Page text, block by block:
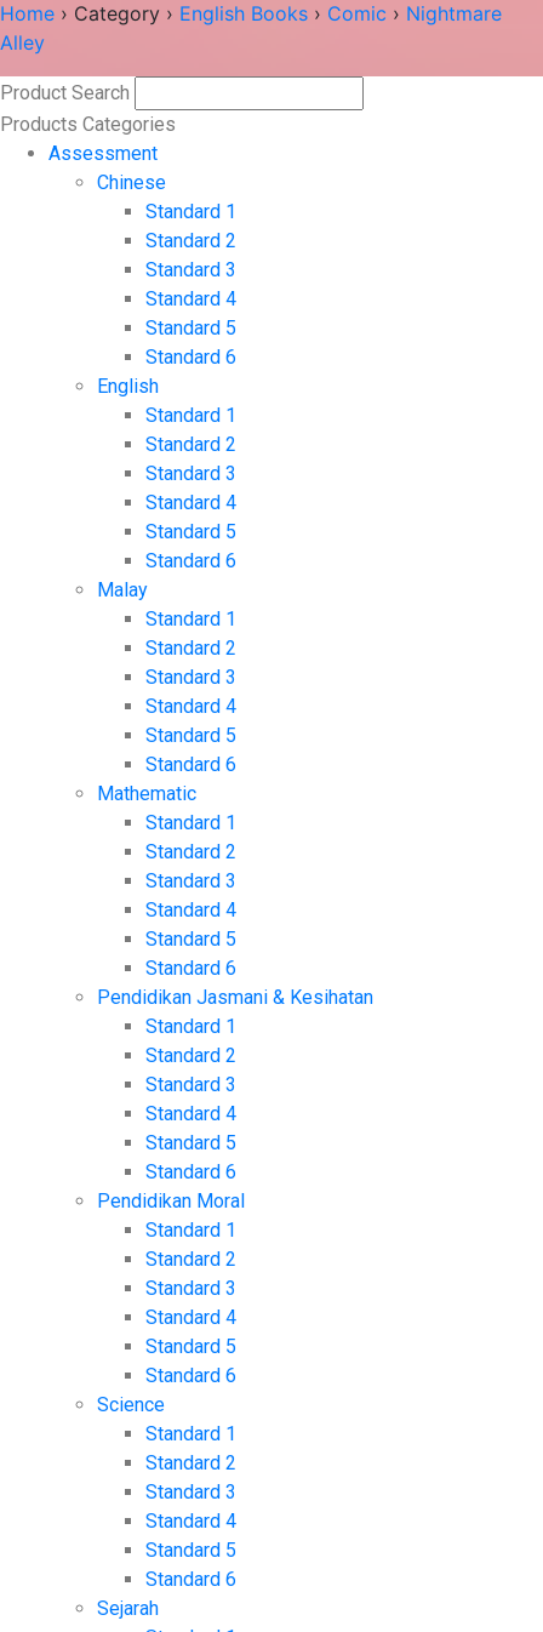
Home › Category › English Books › Comic › Nightmare
Alley
Product Search
Products Categories
Assessment
Chinese
Standard 1
Standard 2
Standard 3
Standard 4
Standard 5
Standard 6
English
Standard 1
Standard 2
Standard 3
Standard 4
Standard 5
Standard 6
Malay
Standard 1
Standard 2
Standard 3
Standard 4
Standard 5
Standard 6
Mathematic
Standard 1
Standard 2
Standard 3
Standard 4
Standard 5
Standard 6
Pendidikan Jasmani & Kesihatan
Standard 1
Standard 2
Standard 3
Standard 4
Standard 5
Standard 6
Pendidikan Moral
Standard 1
Standard 2
Standard 3
Standard 4
Standard 5
Standard 6
Science
Standard 1
Standard 2
Standard 3
Standard 4
Standard 5
Standard 6
Sejarah